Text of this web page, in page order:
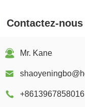
hydraulique
conservation de l'eau
Contactez-nous
Mr. Kane
+8613967858016